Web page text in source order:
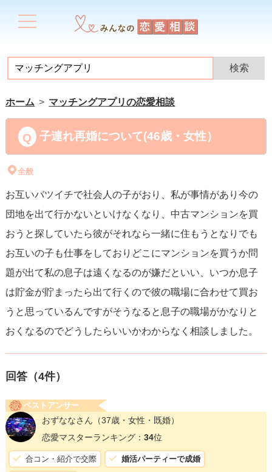
ホーム マッチングアプリの恋愛相談
子連れ再婚について(46歳・女性）
全般
お互いバツイチで社会人の子がおり、私が事情があり今の
団地を出て行かないといけなくなり、中古マンションを買
おうと探していたら彼がそれなら一緒に住もうとなりでも
お互いの子も仕事をしておりどこにマンションを買うか問
題が出て私の息子は遠くなるのが嫌だといい、いつか息子
は貯金が貯まったら出て行くので彼の職場に合わせて買お
うと思っているんですがそうなると息子の職場がかなりと
おくなるのでどうしたらいいかわからなく相談しました。
回答（4件）
ベストアンサー
おずななさん （37歳・女性・既婚）
恋愛マスターランキング： 34位
合コン・紹介で交際 婚活パーティーで成婚